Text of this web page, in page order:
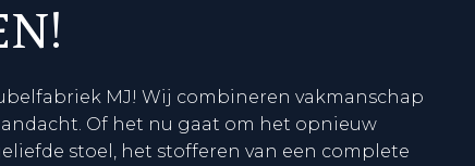
MJ! Wij combineren vakmanschap
Of het nu gaat om het opnieuw
stoel, het stofferen van een complete